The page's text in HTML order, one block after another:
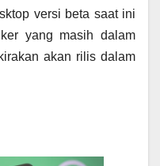
versi beta saat ini
yang masih dalam
akan rilis dalam